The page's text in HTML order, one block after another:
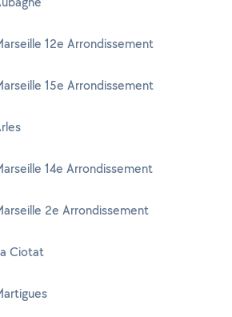
12e Arrondissement
15e Arrondissement
14e Arrondissement
2e Arrondissement
Ciotat